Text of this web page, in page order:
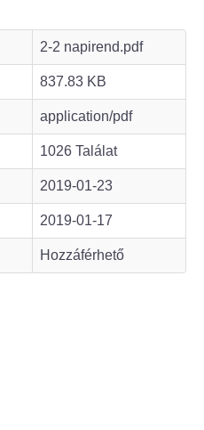
2-2 napirend.pdf
837.83 KB
application/pdf
1026 Találat
2019-01-23
2019-01-17
Hozzáférhető